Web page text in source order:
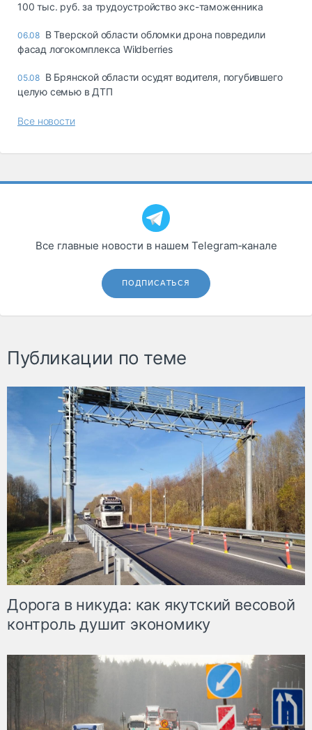
100 тыс. руб. за трудоустройство экс-таможенника
06.08 В Тверской области обломки дрона повредили
фасад логокомплекса Wildberries
05.08 В Брянской области осудят водителя, погубившего
целую семью в ДТП
Все новости
Все главные новости в нашем Telegram‑канале
ПОДПИСАТЬСЯ
Публикации по теме
Дорога в никуда: как якутский весовой
контроль душит экономику